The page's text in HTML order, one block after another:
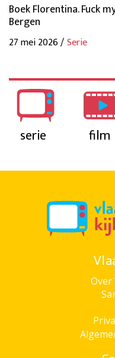
Boek Florentina. Fuck
Bergen
27 mei 2026 /Serie
serie film
Over